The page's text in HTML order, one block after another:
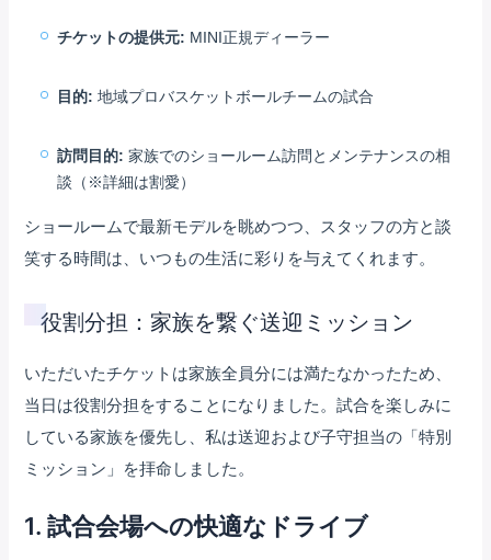
チケットの提供元: MINI正規ディーラー
目的: 地域プロバスケットボールチームの試合
訪問目的: 家族でのショールーム訪問とメンテナンスの相
談（※詳細は割愛）
ショールームで最新モデルを眺めつつ、スタッフの方と談
笑する時間は、いつもの生活に彩りを与えてくれます。
役割分担：家族を繋ぐ送迎ミッション
いただいたチケットは家族全員分には満たなかったため、
当日は役割分担をすることになりました。試合を楽しみに
している家族を優先し、私は送迎および子守担当の「特別
ミッション」を拝命しました。
1. 試合会場への快適なドライブ